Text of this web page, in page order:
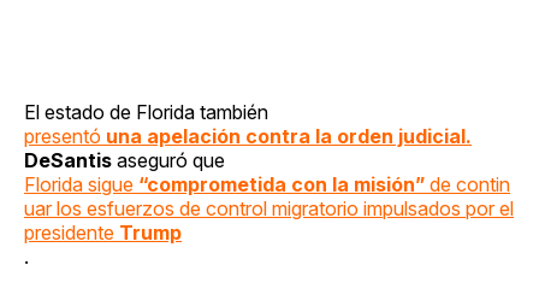
El estado de Florida también
presentó una apelación contra la orden judicial.
DeSantis aseguró que
Florida sigue “comprometida con la misión” de contin
uar los esfuerzos de control migratorio impulsados por el
presidente Trump
.